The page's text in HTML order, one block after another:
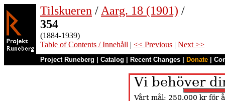
Tilskueren / Aarg. 18 (1901) /
354
(1884-1939)
Table of Contents / Innehåll | << Previous | Next >>
Project Runeberg Catalog Recent Changes Donate